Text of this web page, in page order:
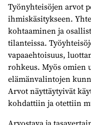
Työnyhteisöjen arvot
ihmiskäsitykseen.
kohtaaminen ja
tilanteissa.
vapaaehtoisuus,
rohkeus. Myös omien
elämänvalintojen
Arvot näyttäytyivät
kohdattiin ja otettiin